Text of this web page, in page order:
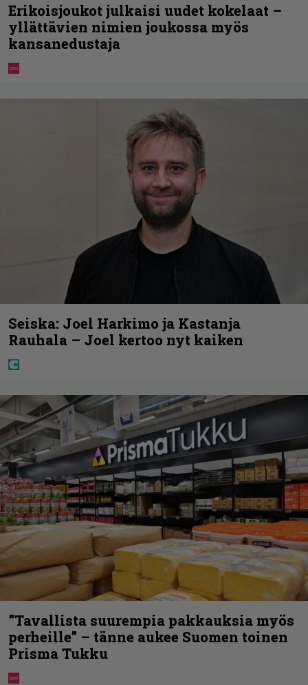
Erikoisjoukot julkaisi uudet kokelaat –
yllättävien nimien joukossa myös
kansanedustaja
Seiska: Joel Harkimo ja Kastanja
Rauhala – Joel kertoo nyt kaiken
”Tavallista suurempia pakkauksia myös
perheille” – tänne aukee Suomen toinen
Prisma Tukku